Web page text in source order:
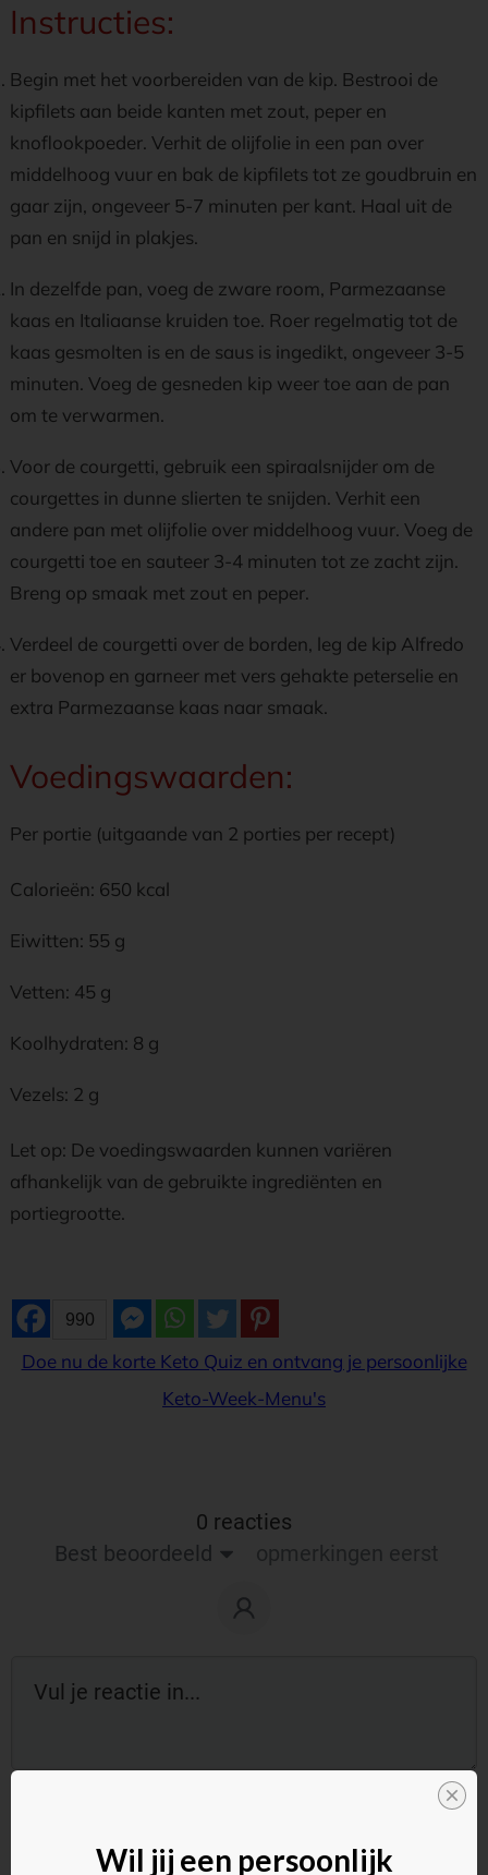
Instructies:
Begin met het voorbereiden van de kip. Bestrooi de
kipfilets aan beide kanten met zout, peper en
knoflookpoeder. Verhit de olijfolie in een pan over
middelhoog vuur en bak de kipfilets tot ze goudbruin en
gaar zijn, ongeveer 5-7 minuten per kant. Haal uit de
pan en snijd in plakjes.
In dezelfde pan, voeg de zware room, Parmezaanse
kaas en Italiaanse kruiden toe. Roer regelmatig tot de
kaas gesmolten is en de saus is ingedikt, ongeveer 3-5
minuten. Voeg de gesneden kip weer toe aan de pan
om te verwarmen.
Voor de courgetti, gebruik een spiraalsnijder om de
courgettes in dunne slierten te snijden. Verhit een
andere pan met olijfolie over middelhoog vuur. Voeg de
courgetti toe en sauteer 3-4 minuten tot ze zacht zijn.
Breng op smaak met zout en peper.
Verdeel de courgetti over de borden, leg de kip Alfredo
er bovenop en garneer met vers gehakte peterselie en
extra Parmezaanse kaas naar smaak.
Voedingswaarden:
Per portie (uitgaande van 2 porties per recept)
Calorieën: 650 kcal
Eiwitten: 55 g
Vetten: 45 g
Koolhydraten: 8 g
Vezels: 2 g
Let op: De voedingswaarden kunnen variëren
afhankelijk van de gebruikte ingrediënten en
portiegrootte.
990
Doe nu de korte Keto Quiz en ontvang je persoonlijke
Keto-Week-Menu's
0 reacties
Best beoordeeld
opmerkingen eerst
Wil jij een persoonlijk